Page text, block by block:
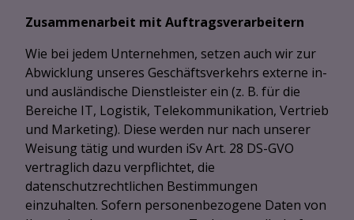
Zusammenarbeit mit Auftragsverarbeitern
Wie bei jedem Unternehmen, setzen auch wir zur
Abwicklung unseres Geschäftsverkehrs externe in-
und ausländische Dienstleister ein (z. B. für die
Bereiche IT, Logistik, Telekommunikation, Vertrieb
und Marketing). Diese werden nur nach unserer
Weisung tätig und wurden iSv Art. 28 DS-GVO
vertraglich dazu verpflichtet, die
datenschutzrechtlichen Bestimmungen
einzuhalten. Sofern personenbezogene Daten von